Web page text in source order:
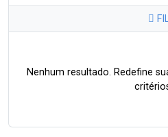
Nenhum resultado. Redefine